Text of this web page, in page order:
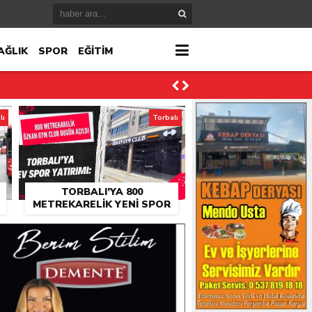
SPOR EĞİTİM
TORBALI’YA 800
METREKARELIK YENI SPOR
AÇILDI
Torbalı